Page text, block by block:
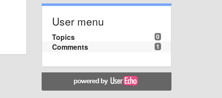
User menu
0
Topics
1
Comments